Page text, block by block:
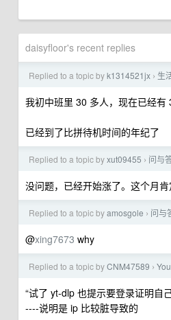
daisyfloor's recent replies
Replied to a topic byk1314521jx › 生
我初中班里 30 多人，现在已经有
已经到了比拼待机时间的年纪了
Replied to a topic byxut09455 › 问与
没问题，已经开始涨了。这个月
Replied to a topic byamosgole › 问与
@xing7673 why
Replied to a topic byCNM47589 ›
“试了 yt-dlp 也提示要登录证明自
----说明是 ip 比较脏导致的